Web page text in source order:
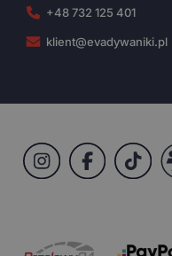
+48 732 125 401
klient@evadywaniki.pl